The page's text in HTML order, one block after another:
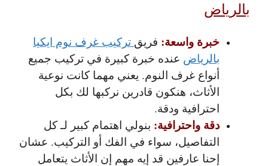
بالرياض
خبرة واسعة: فريق تركيب غرف نوم ايكيا
بالرياض عنده خبرة كبيرة في تركيب جميع
أنواع غرف النوم. يعني مهما كانت نوعية
الأثاث، هنكون قادرين نركبها لك بكل
احترافية ودقة.
دقة واحترافية: بنولي اهتمام كبير لـ كل
التفاصيل، سواء في الفك أو التركيب. عشان
إحنا عارفين قد إيه مهم إن الأثاث يتعامل